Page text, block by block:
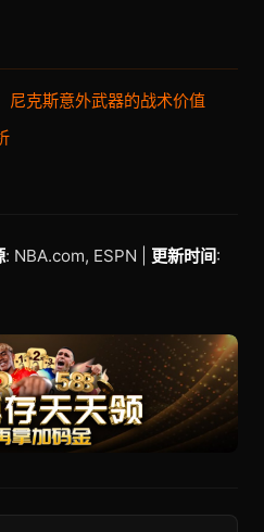
尼克斯意外武器的战术价值
: NBA.com, ESPN | 更新时间: